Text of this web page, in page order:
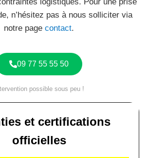
n’hésitez pas à nous solliciter via
notre page contact.
09 77 55 55 50
possible sous peu !
et certifications
officielles